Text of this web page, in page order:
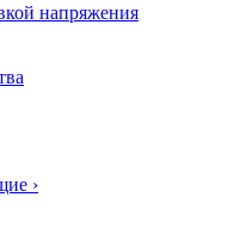
напряжения
›